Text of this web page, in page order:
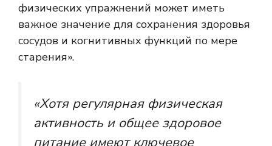
физических упражнений может иметь
важное значение для сохранения здоровья
сосудов и когнитивных функций по мере
старения».
«Хотя регулярная физическая
активность и общее здоровое